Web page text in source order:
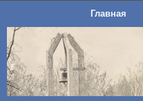
Главная